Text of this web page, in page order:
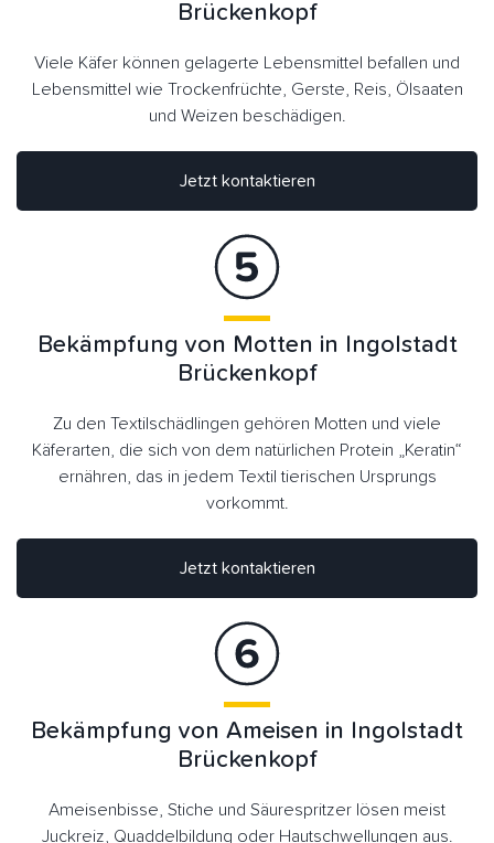
Jetzt kontaktieren
Brückenkopf
Viele Käfer können gelagerte Lebensmittel befallen und
Lebensmittel wie Trockenfrüchte, Gerste, Reis, Ölsaaten
und Weizen beschädigen.
Bekämpfung von Motten in Ingolstadt
Brückenkopf
Zu den Textilschädlingen gehören Motten und viele
Käferarten, die sich von dem natürlichen Protein „Keratin“
ernähren, das in jedem Textil tierischen Ursprungs
vorkommt.
Jetzt kontaktieren
Bekämpfung von Ameisen in Ingolstadt
Brückenkopf
Ameisenbisse, Stiche und Säurespritzer lösen meist
Juckreiz, Quaddelbildung oder Hautschwellungen aus.